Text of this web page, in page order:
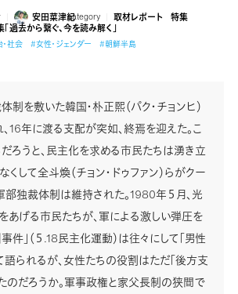
安田菜津紀category 取材レポート 特集
過去から繋ぐ、今を読み解く」
社会 #女性・ジェンダー #朝鮮半島
制を敷いた韓国・朴正煕（パク・チョンヒ）
16年に渡る支配が突如、終焉を迎えた。こ
ろうと、民主化を求める市民たちは湧き立
くして全斗煥（チョン・ドゥファン）らがクー
部独裁体制は維持された。1980年５月、光
あげる市民たちが、軍による激しい弾圧を
件」（５.18民主化運動）は往々にして「男性
語られるが、女性たちの役割はただ「後方支
たのだろうか。軍事政権と家父長制の狭間で